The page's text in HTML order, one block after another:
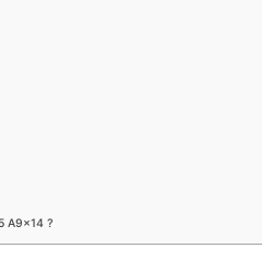
A9x14 ?